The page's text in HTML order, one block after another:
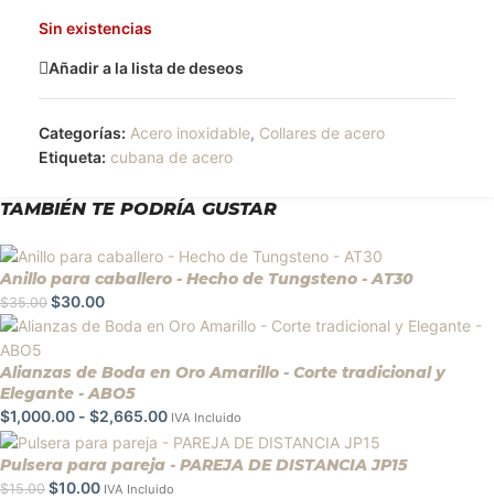
Sin existencias
Añadir a la lista de deseos
Categorías: Acero inoxidable, Collares de acero
Etiqueta: cubana de acero
TAMBIÉN TE PODRÍA GUSTAR
Anillo para caballero - Hecho de Tungsteno - AT30
$35.00 $30.00
Alianzas de Boda en Oro Amarillo - Corte tradicional y
Elegante - ABO5
$1,000.00 - $2,665.00 IVA Incluido
Pulsera para pareja - PAREJA DE DISTANCIA JP15
$15.00 $10.00 IVA Incluido